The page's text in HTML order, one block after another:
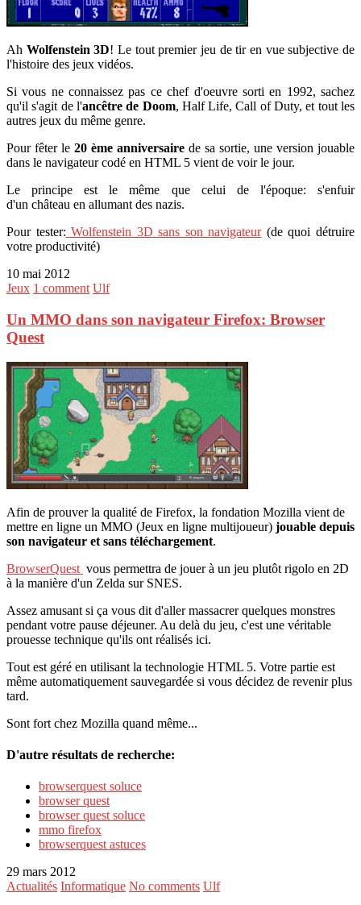
Ah Wolfenstein 3D! Le tout premier jeu de tir en vue subjective de
l'histoire des jeux vidéos.
Si vous ne connaissez pas ce chef d'oeuvre sorti en 1992, sachez
qu'il s'agit de l'ancêtre de Doom, Half Life, Call of Duty, et tout les
autres jeux du même genre.
Pour fêter le 20 ème anniversaire de sa sortie, une version jouable
dans le navigateur codé en HTML 5 vient de voir le jour.
Le principe est le même que celui de l'époque: s'enfuir
d'un château en allumant des nazis.
Pour tester: Wolfenstein 3D sans son navigateur(de quoi détruire
votre productivité)
10 mai 2012
Jeux 1 comment Ulf
Un MMO dans son navigateur Firefox: Browser
Quest
Afin de prouver la qualité de Firefox, la fondation Mozilla vient de
mettre en ligne un MMO (Jeux en ligne multijoueur) jouable depuis
son navigateur et sans téléchargement.
BrowserQuest vous permettra de jouer à un jeu plutôt rigolo en 2D
à la manière d'un Zelda sur SNES.
Assez amusant si ça vous dit d'aller massacrer quelques monstres
pendant votre pause déjeuner. Au delà du jeu, c'est une véritable
prouesse technique qu'ils ont réalisés ici.
Tout est géré en utilisant la technologie HTML 5. Votre partie est
même automatiquement sauvegardée si vous décidez de revenir plus
tard.
Sont fort chez Mozilla quand même...
D'autre résultats de recherche:
browserquest soluce
browser quest
browser quest soluce
mmo firefox
browserquest astuces
29 mars 2012
Actualités Informatique No comments Ulf